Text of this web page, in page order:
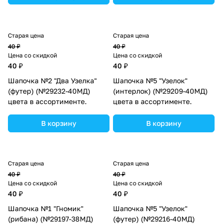
Старая цена
40 ₽
Цена со скидкой
40 ₽
Шапочка №2 "Два Узелка"
(футер) (№29232-40МД)
цвета в ассортименте.
В корзину
Старая цена
40 ₽
Цена со скидкой
40 ₽
Шапочка №5 "Узелок"
(интерлок) (№29209-40МД)
цвета в ассортименте.
В корзину
Старая цена
40 ₽
Цена со скидкой
40 ₽
Шапочка №1 "Гномик"
(рибана) (№29197-38МД)
Старая цена
40 ₽
Цена со скидкой
40 ₽
Шапочка №5 "Узелок"
(футер) (№29216-40МД)